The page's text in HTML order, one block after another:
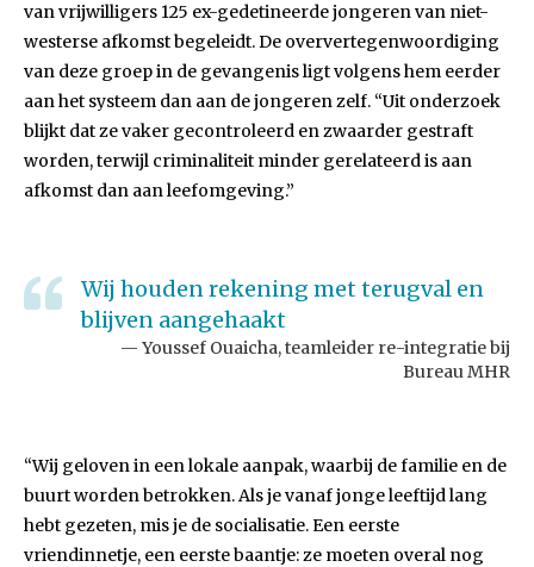
van vrijwilligers 125 ex-gedetineerde jongeren van niet-
westerse afkomst begeleidt. De oververtegenwoordiging
van deze groep in de gevangenis ligt volgens hem eerder
aan het systeem dan aan de jongeren zelf. “Uit onderzoek
blijkt dat ze vaker gecontroleerd en zwaarder gestraft
worden, terwijl criminaliteit minder gerelateerd is aan
afkomst dan aan leefomgeving.”
Wij houden rekening met terugval en
blijven aangehaakt
Youssef Ouaicha, teamleider re-integratie bij
Bureau MHR
“Wij geloven in een lokale aanpak, waarbij de familie en de
buurt worden betrokken. Als je vanaf jonge leeftijd lang
hebt gezeten, mis je de socialisatie. Een eerste
vriendinnetje, een eerste baantje: ze moeten overal nog